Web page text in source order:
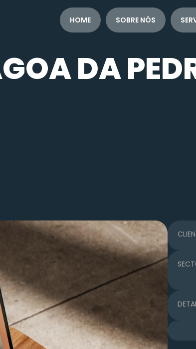
HOME SOBRE NÓS
DA